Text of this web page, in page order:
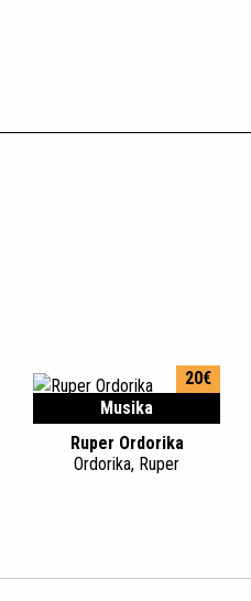
Musika
20€
Ruper Ordorika
Ordorika, Ruper